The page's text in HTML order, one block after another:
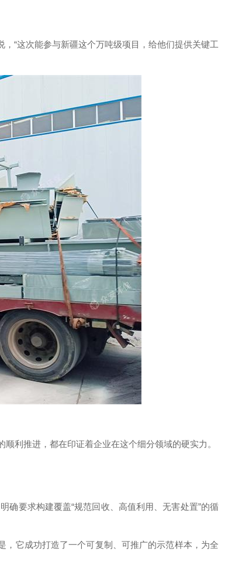
“这次能参与新疆这个万吨级项目，给他们提供关键工
利推进，都在印证着企业在这个细分领域的硬实力。
确要求构建覆盖“规范回收、高值利用、无害处置”的循
，它成功打造了一个可复制、可推广的示范样本，为全